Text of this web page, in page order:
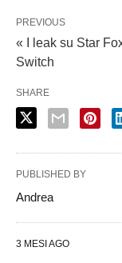
PREVIOUS
« I leak su Star
Switch
SHARE
PUBLISHED BY
Andrea
3 MESI AGO